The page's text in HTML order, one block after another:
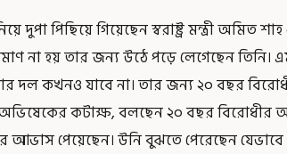
পিছিয়ে গিয়েছেন স্বরাষ্ট্র মন্ত্রী অমিত
না হয় তার জন্য উঠে পড়ে লেগেছেন তিনি।
দল কখনও যাবে না। তার জন্য ২০ বছর
কটাক্ষ, বলছেন ২০ বছর
আভাস পেয়েছেন। উনি বুঝতে পেরেছেন